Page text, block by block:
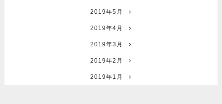
2019年5月
2019年4月
2019年3月
2019年2月
2019年1月